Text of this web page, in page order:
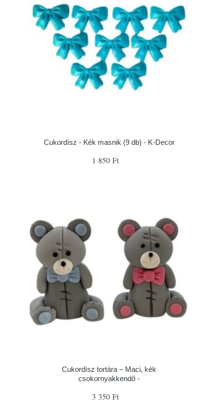
Cukordísz - Kék masnik (9 db) - K-Decor
1 850 Ft
Cukordísz tortára – Maci, kék
csokornyakkendő -
3 350 Ft